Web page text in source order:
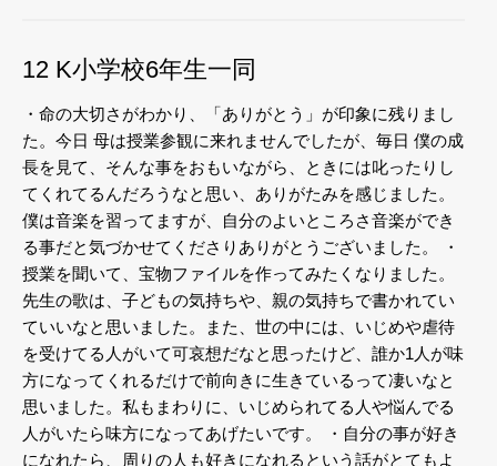
12 K小学校6年生一同
・命の大切さがわかり、「ありがとう」が印象に残りまし
た。今日 母は授業参観に来れませんでしたが、毎日 僕の成
長を見て、そんな事をおもいながら、ときには叱ったりし
てくれてるんだろうなと思い、ありがたみを感じました。
僕は音楽を習ってますが、自分のよいところさ音楽ができ
る事だと気づかせてくださりありがとうございました。
・
授業を聞いて、宝物ファイルを作ってみたくなりました。
先生の歌は、子どもの気持ちや、親の気持ちで書かれてい
ていいなと思いました。また、世の中には、いじめや虐待
を受けてる人がいて可哀想だなと思ったけど、誰か1人が味
方になってくれるだけで前向きに生きているって凄いなと
思いました。私もまわりに、いじめられてる人や悩んでる
人がいたら味方になってあげたいです。
・自分の事が好き
になれたら、周りの人も好きになれるという話がとてもよ